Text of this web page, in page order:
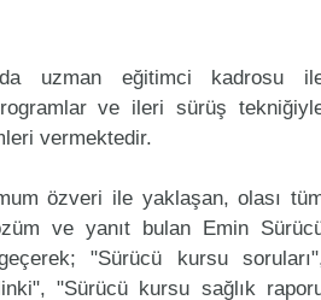
uzman eğitimci kadrosu
ve ileri sürüş
vermektedir.
özveri ile yaklaşan, olası
ve yanıt bulan Emin
"Sürücü kursu
"Sürücü kursu sağlık